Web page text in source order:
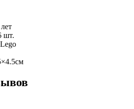
шт.